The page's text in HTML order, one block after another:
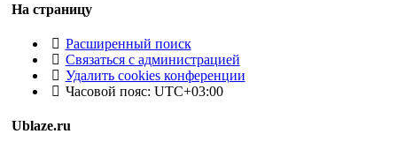
На страницу
Расширенный поиск
Связаться с администрацией
Удалить cookies конференции
Часовой пояс: UTC+03:00
Ublaze.ru